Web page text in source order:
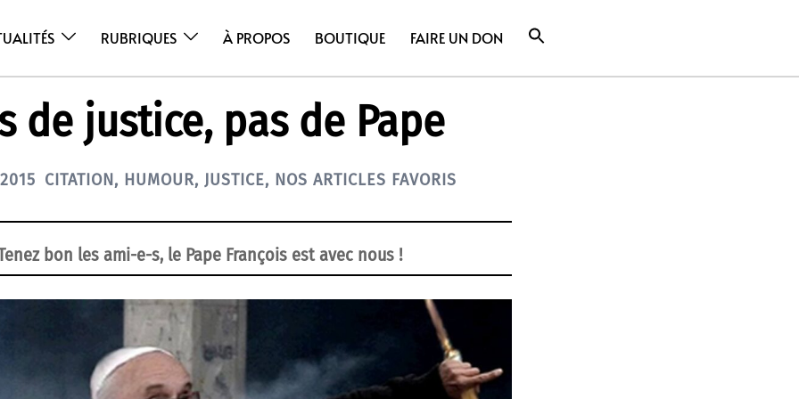
RUBRIQUES À PROPOS BOUTIQUE FAIRE UN DON
de justice, pas de Pape
CITATION, HUMOUR, JUSTICE, NOS ARTICLES FAVORIS
bon les ami-e-s, le Pape François est avec nous!